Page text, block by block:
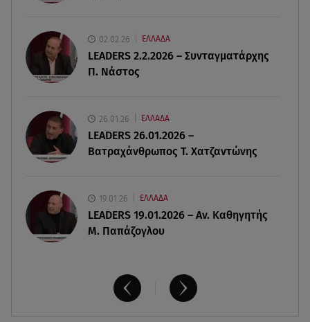
Έλληνας ηθοποιός: «Δεν πιστεύω στον Θεό. Είναι
δημιούργημα του ανθρώπου»
κοντά σε ηλικία συνταξιοδότησης
02.02.26 ΕΛΛΑΔΑ
LEADERS 2.2.2026 – Συνταγματάρχης
Π. Νάστος
26.01.26 ΕΛΛΑΔΑ
LEADERS 26.01.2026 –
Βατραχάνθρωπος Τ. Χατζαντώνης
19.01.26 ΕΛΛΑΔΑ
LEADERS 19.01.2026 – Αν. Καθηγητής
Μ. Παπάζογλου